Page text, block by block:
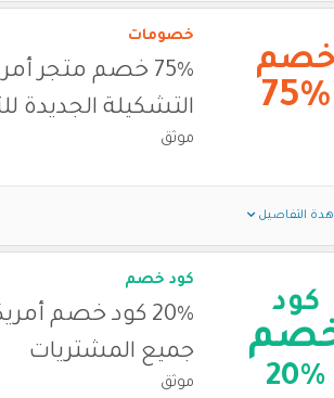
خصم
75%
خصومات
75% خصم متجر
التشكيلة الجديدة
موثق
التفاصيل
كود
20%
كود خصم
20% كود خصم
جميع المشتريات
موثق